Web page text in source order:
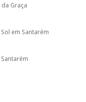
Graça
em Santarém